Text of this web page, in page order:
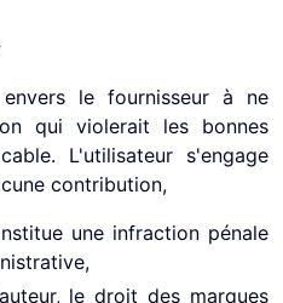
le fournisseur à ne
qui violerait les bonnes
L'utilisateur s'engage
contribution,
une infraction pénale
le droit des marques